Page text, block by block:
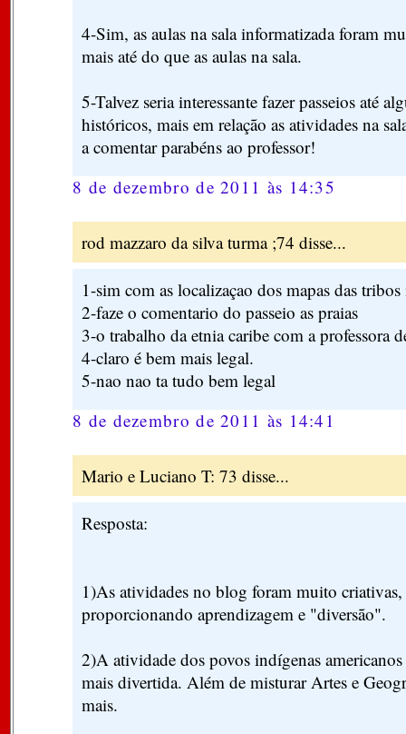
4-Sim, as aulas na sala informatizada foram
mais até do que as aulas na sala.
5-Talvez seria interessante fazer passeios até
históricos, mais em relação as atividades na
a comentar parabéns ao professor!
8 de dezembro de 2011 às 14:35
rod mazzaro da silva turma ;74 disse...
1-sim com as localizaçao dos mapas das
2-faze o comentario do passeio as praias
3-o trabalho da etnia caribe com a professora
4-claro é bem mais legal.
5-nao nao ta tudo bem legal
8 de dezembro de 2011 às 14:41
Mario e Luciano T: 73 disse...
Resposta:
1)As atividades no blog foram muito criativas,
proporcionando aprendizagem e "diversão".
2)A atividade dos povos indígenas
mais divertida. Além de misturar Artes e
mais.